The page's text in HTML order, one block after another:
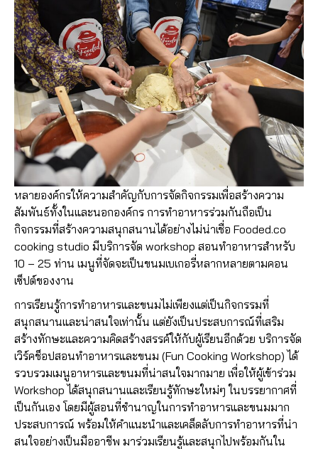
หลายองค์กรให้ความสำคัญกับการจัดกิจกรรมเพื่อสร้างความ
สัมพันธ์ทั้งในและนอกองค์กร การทำอาหารร่วมกันถือเป็น
กิจกรรมที่สร้างความสนุกสนานได้อย่างไม่น่าเชื่อ Fooded.co
cooking studio มีบริการจัด workshop สอนทำอาหารสำหรับ
10 – 25 ท่าน เมนูที่จัดจะเป็นขนมเบเกอรี่หลากหลายตามคอน
เซ็ปต์ของงาน
การเรียนรู้การทำอาหารและขนมไม่เพียงแต่เป็นกิจกรรมที่
สนุกสนานและน่าสนใจเท่านั้น แต่ยังเป็นประสบการณ์ที่เสริม
สร้างทักษะและความคิดสร้างสรรค์ให้กับผู้เรียนอีกด้วย บริการจัด
เวิร์คช็อปสอนทำอาหารและขนม (Fun Cooking Workshop) ได้
รวบรวมเมนูอาหารและขนมที่น่าสนใจมากมาย เพื่อให้ผู้เข้าร่วม
Workshop ได้สนุกสนานและเรียนรู้ทักษะใหม่ๆ ในบรรยากาศที่
เป็นกันเอง โดยมีผู้สอนที่ชำนาญในการทำอาหารและขนมมาก
ประสบการณ์ พร้อมให้คำแนะนำและเคล็ดลับการทำอาหารที่น่า
สนใจอย่างเป็นมืออาชีพ มาร่วมเรียนรู้และสนุกไปพร้อมกันใน